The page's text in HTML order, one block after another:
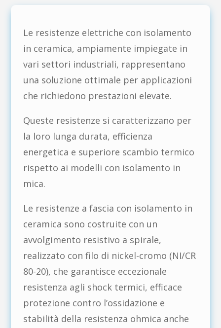
Le resistenze elettriche con isolamento
in ceramica, ampiamente impiegate in
vari settori industriali, rappresentano
una soluzione ottimale per applicazioni
che richiedono prestazioni elevate.
Queste resistenze si caratterizzano per
la loro lunga durata, efficienza
energetica e superiore scambio termico
rispetto ai modelli con isolamento in
mica.
Le resistenze a fascia con isolamento in
ceramica sono costruite con un
avvolgimento resistivo a spirale,
realizzato con filo di nickel-cromo (NI/CR
80-20), che garantisce eccezionale
resistenza agli shock termici, efficace
protezione contro l’ossidazione e
stabilità della resistenza ohmica anche